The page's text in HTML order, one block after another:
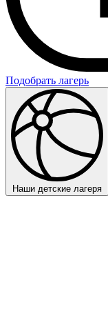
Подобрать лагерь
Наши детские лагеря